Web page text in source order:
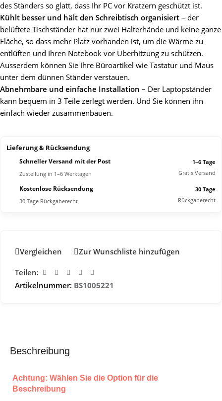
des Ständers so glatt, dass Ihr PC vor Kratzern geschützt ist.
Kühlt besser und hält den Schreibtisch organisiert – der
belüftete Tischständer hat nur zwei Halterhände und keine ganze
Fläche, so dass mehr Platz vorhanden ist, um die Wärme zu
entlüften und Ihren Notebook vor Überhitzung zu schützen.
Ausserdem können Sie Ihre Büroartikel wie Tastatur und Maus
unter dem dünnen Ständer verstauen.
Abnehmbare und einfache Installation – Der Laptopständer
kann bequem in 3 Teile zerlegt werden. Und Sie können ihn
einfach wieder zusammenbauen.
Lieferung & Rücksendung
Schneller Versand mit der Post
Zustellung in 1–6 Werktagen
1–6 Tage
Gratis Versand
Kostenlose Rücksendung
30 Tage Rückgaberecht
30 Tage
Rückgaberecht
Vergleichen Zur Wunschliste hinzufügen
Teilen:
Artikelnummer: BS1005221
Beschreibung
Achtung: Wählen Sie die Option für die
Beschreibung